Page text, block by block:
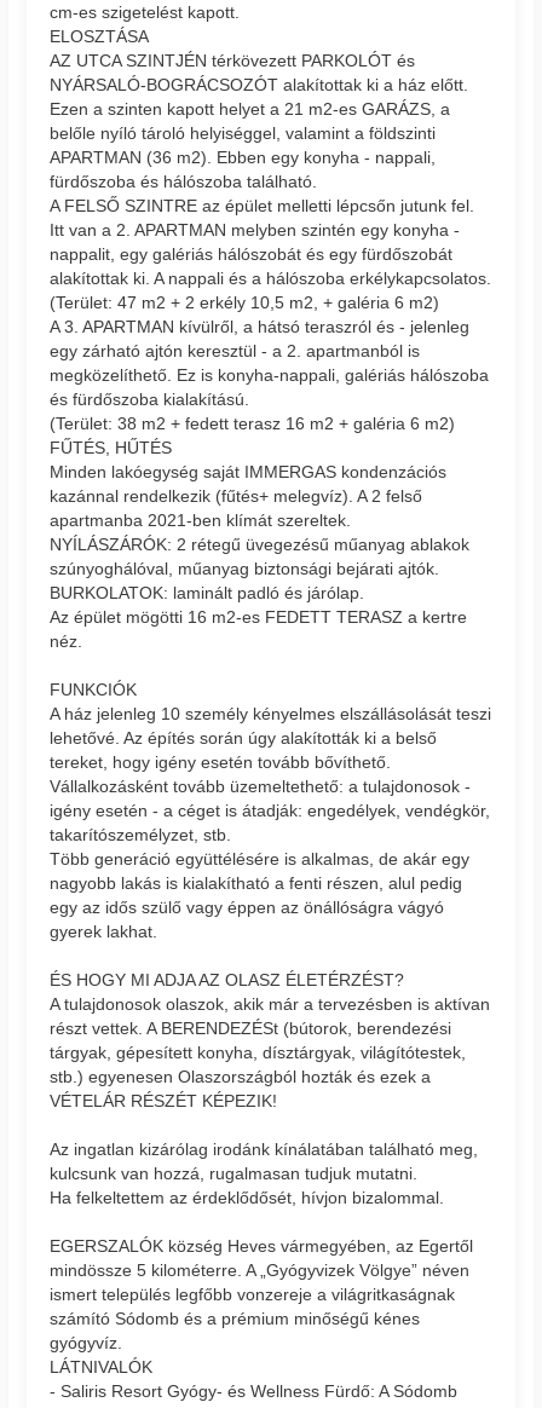
cm-es szigetelést kapott.
ELOSZTÁSA
AZ UTCA SZINTJÉN térkövezett PARKOLÓT és
NYÁRSALÓ-BOGRÁCSOZÓT alakítottak ki a ház előtt.
Ezen a szinten kapott helyet a 21 m2-es GARÁZS, a
belőle nyíló tároló helyiséggel, valamint a földszinti
APARTMAN (36 m2). Ebben egy konyha - nappali,
fürdőszoba és hálószoba található.
A FELSŐ SZINTRE az épület melletti lépcsőn jutunk fel.
Itt van a 2. APARTMAN melyben szintén egy konyha -
nappalit, egy galériás hálószobát és egy fürdőszobát
alakítottak ki. A nappali és a hálószoba erkélykapcsolatos.
(Terület: 47 m2 + 2 erkély 10,5 m2, + galéria 6 m2)
A 3. APARTMAN kívülről, a hátsó teraszról és - jelenleg
egy zárható ajtón keresztül - a 2. apartmanból is
megközelíthető. Ez is konyha-nappali, galériás hálószoba
és fürdőszoba kialakítású.
(Terület: 38 m2 + fedett terasz 16 m2 + galéria 6 m2)
FŰTÉS, HŰTÉS
Minden lakóegység saját IMMERGAS kondenzációs
kazánnal rendelkezik (fűtés+ melegvíz). A 2 felső
apartmanba 2021-ben klímát szereltek.
NYÍLÁSZÁRÓK: 2 rétegű üvegezésű műanyag ablakok
szúnyoghálóval, műanyag biztonsági bejárati ajtók.
BURKOLATOK: laminált padló és járólap.
Az épület mögötti 16 m2-es FEDETT TERASZ a kertre
néz.
FUNKCIÓK
A ház jelenleg 10 személy kényelmes elszállásolását teszi
lehetővé. Az építés során úgy alakították ki a belső
tereket, hogy igény esetén tovább bővíthető.
Vállalkozásként tovább üzemeltethető: a tulajdonosok -
igény esetén - a céget is átadják: engedélyek, vendégkör,
takarítószemélyzet, stb.
Több generáció együttélésére is alkalmas, de akár egy
nagyobb lakás is kialakítható a fenti részen, alul pedig
egy az idős szülő vagy éppen az önállóságra vágyó
gyerek lakhat.
ÉS HOGY MI ADJA AZ OLASZ ÉLETÉRZÉST?
A tulajdonosok olaszok, akik már a tervezésben is aktívan
részt vettek. A BERENDEZÉSt (bútorok, berendezési
tárgyak, gépesített konyha, dísztárgyak, világítótestek,
stb.) egyenesen Olaszországból hozták és ezek a
VÉTELÁR RÉSZÉT KÉPEZIK!
Az ingatlan kizárólag irodánk kínálatában található meg,
kulcsunk van hozzá, rugalmasan tudjuk mutatni.
Ha felkeltettem az érdeklődősét, hívjon bizalommal.
EGERSZALÓK község Heves vármegyében, az Egertől
mindössze 5 kilométerre. A „Gyógyvizek Völgye” néven
ismert település legfőbb vonzereje a világritkaságnak
számító Sódomb és a prémium minőségű kénes
gyógyvíz.
LÁTNIVALÓK
- Saliris Resort Gyógy- és Wellness Fürdő: A Sódomb